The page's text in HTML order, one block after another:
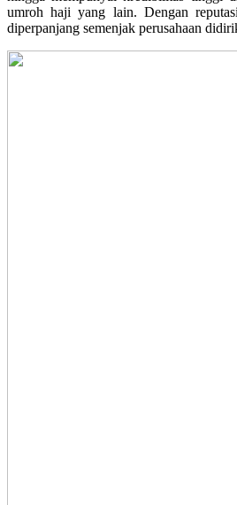
umroh haji yang lain. Dengan
diperpanjang semenjak perusahaan